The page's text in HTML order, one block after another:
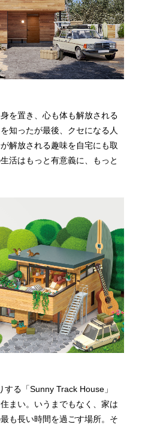
を置き、心も体も解放される
知ったが最後、クセになる人
解放される趣味を自宅にも取
活はもっと有意義に、もっと
る「Sunny Track House」
まい。いうまでもなく、家は
も長い時間を過ごす場所。そ